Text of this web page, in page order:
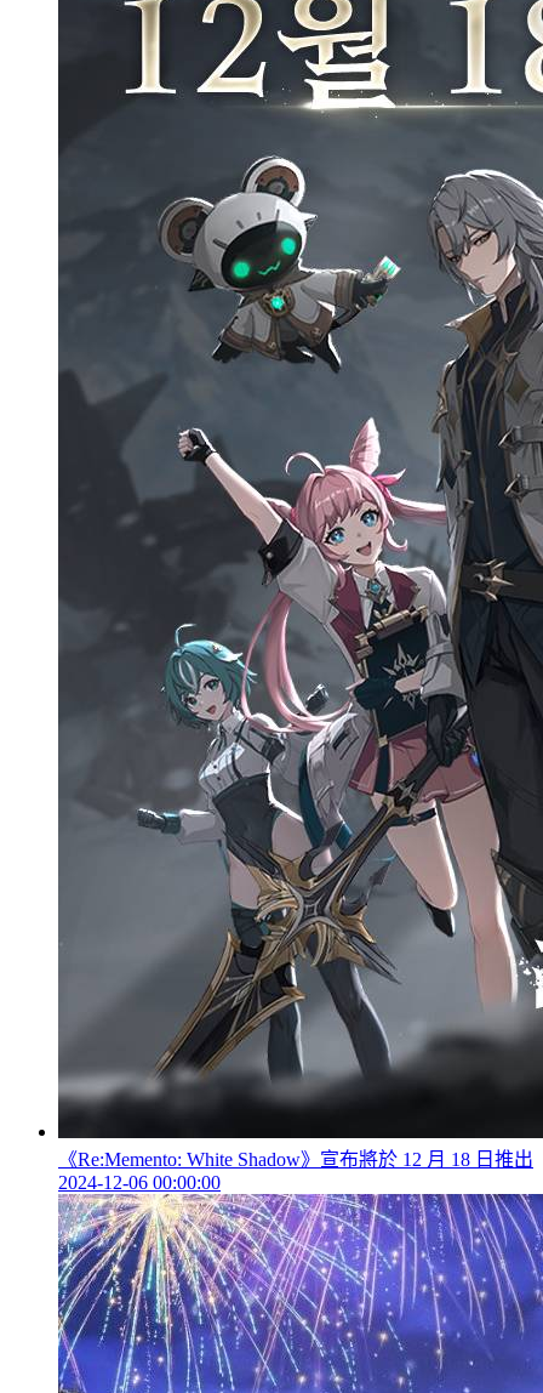
《Re:Memento: White Shadow》宣布將於 12 月 18 日推出
2024-12-06 00:00:00